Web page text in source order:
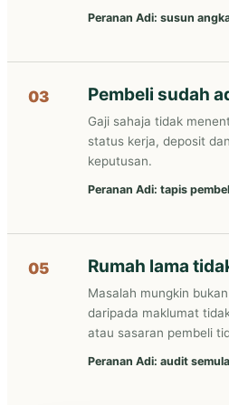
Peranan Adi: susun
03 Pembeli sudah
Gaji sahaja tidak
status kerja, deposit
keputusan.
Peranan Adi: tapis
05 Rumah lama
Masalah mungkin
daripada maklumat
atau sasaran pembeli
Peranan Adi: audit